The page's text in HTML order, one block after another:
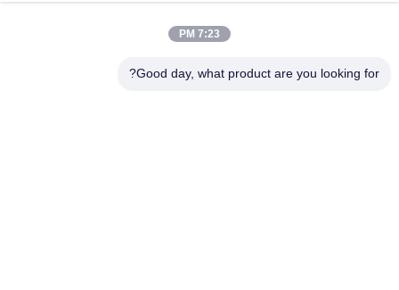
7:23 PM
Good day, what product are you looking for?